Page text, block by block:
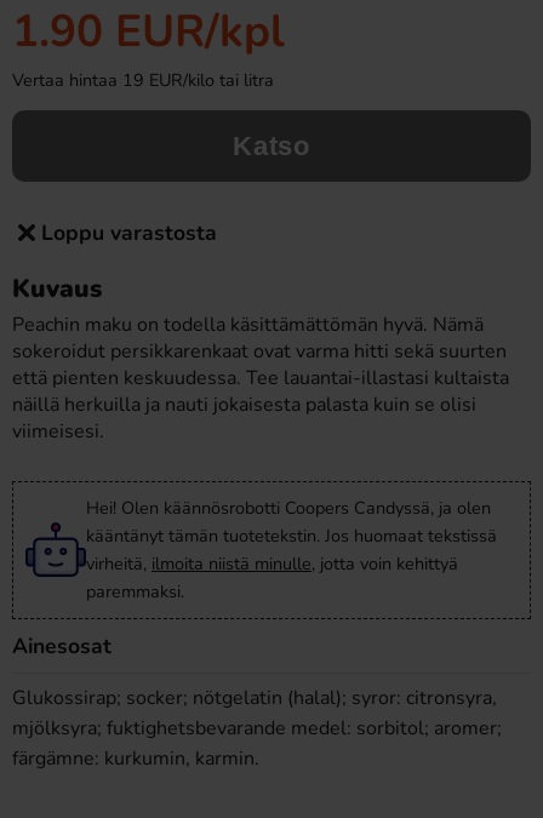
1.90 EUR/kpl
Vertaa hintaa 19 EUR/kilo tai litra
Katso
Loppu varastosta
Kuvaus
Peachin maku on todella käsittämättömän hyvä. Nämä
sokeroidut persikkarenkaat ovat varma hitti sekä suurten
että pienten keskuudessa. Tee lauantai-illastasi kultaista
näillä herkuilla ja nauti jokaisesta palasta kuin se olisi
viimeisesi.
Hei! Olen käännösrobotti Coopers Candyssä, ja olen
kääntänyt tämän tuotetekstin. Jos huomaat tekstissä
virheitä, ilmoita niistä minulle, jotta voin kehittyä
paremmaksi.
Ainesosat
Glukossirap; socker; nötgelatin (halal); syror: citronsyra,
mjölksyra; fuktighetsbevarande medel: sorbitol; aromer;
färgämne: kurkumin, karmin.